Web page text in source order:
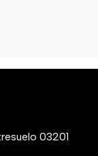
03201